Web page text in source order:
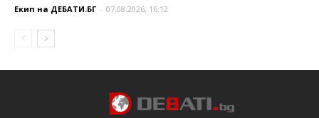
Екип на ДЕБАТИ.БГ - 07.08.2026, 16:12